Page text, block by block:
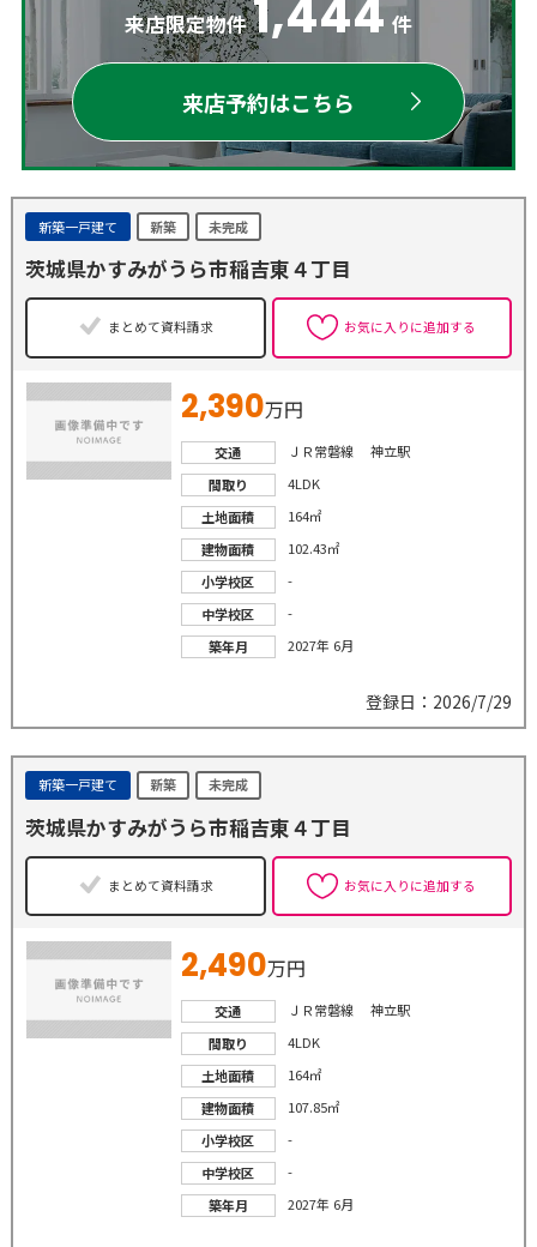
来店限定物件 1,444 件
来店予約はこちら
新築一戸建て 新築 未完成
茨城県かすみがうら市稲吉東４丁目
まとめて資料請求 お気に入りに追加する
2,390万円
交通
ＪＲ常磐線 神立駅
間取り
4LDK
土地面積
164㎡
建物面積
102.43㎡
小学校区
-
中学校区
-
築年月
2027年 6月
登録日：2026/7/29
新築一戸建て 新築 未完成
茨城県かすみがうら市稲吉東４丁目
まとめて資料請求 お気に入りに追加する
2,490万円
交通
ＪＲ常磐線 神立駅
間取り
4LDK
土地面積
164㎡
建物面積
107.85㎡
小学校区
-
中学校区
-
築年月
2027年 6月